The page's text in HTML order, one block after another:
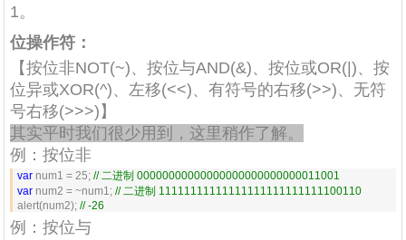
1。
位操作符 ：
【按位非NOT(~)、按位与AND(&)、按位或OR(|)、按
位异或XOR(^)、左移(<<)、有符号的右移(>>)、无符
号右移(>>>)】
其实平时我们很少用到，这里稍作了解。
例：按位非
var num1 = 25; // 二进制 00000000000000000000000000011001
var num2 = ~num1; // 二进制 11111111111111111111111111100110
alert(num2); // -26
例：按位与